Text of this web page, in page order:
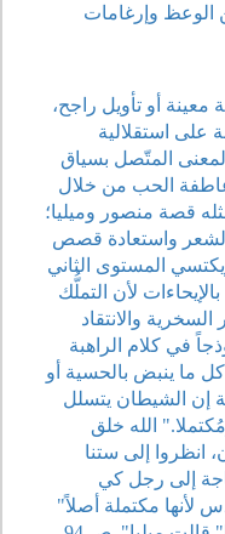
الوعظ وإرغامات
معينة أو تأويل راجح،
استقلالية
المتّصل بسياق
الحب من خلال
قصة منصور وميليا؛
واستعادة قصص
المستوى الثاني
لأن التملُّك
والانتقاد
في كلام الراهبة
كل ما ينبض بالحسية أو
إن الشيطان يتسلل
الله خلق
انظروا إلى ستنا
إلى رجل كي
لأنها مكتملة أصلاً"